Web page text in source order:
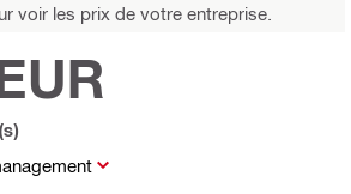
voir les prix de votre entreprise.